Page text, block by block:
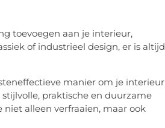
toevoegen aan je interieur,
of industrieel design, er is altijd
manier om je interieur
praktische en duurzame
alleen verfraaien, maar ook